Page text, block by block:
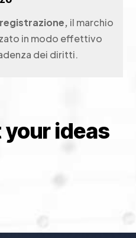
il marchio
in modo effettivo
dei diritti.
ideas